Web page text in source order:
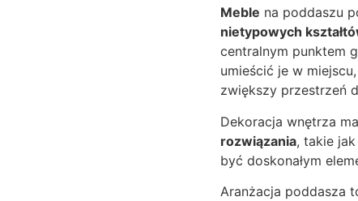
Meble na poddaszu
nietypowych
centralnym punktem
umieścić je w
zwiększy przestrzeń
Dekoracja wnętrza
rozwiązania, takie
być doskonałym
Aranżacja poddasza